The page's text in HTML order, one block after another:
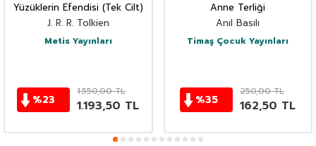
Yüzüklerin Efendisi (Tek Cilt)
J. R. R. Tolkien
Metis Yayınları
%23
1.550,00TL
1.193,50 TL
Anne Terliği
Anıl Basılı
Timaş Çocuk Yayınları
%35
250,00TL
162,50 TL